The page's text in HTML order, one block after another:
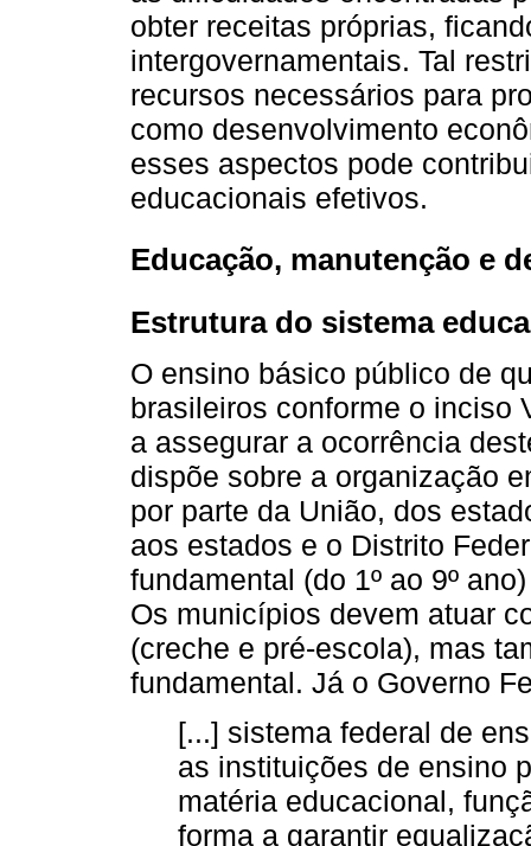
obter receitas próprias,
intergovernamentais. Tal
recursos necessários para
como desenvolvimento
esses aspectos pode
educacionais efetivos.
Educação, manutenção e
Estrutura do sistema
O ensino básico público de
brasileiros conforme o inciso
a assegurar a ocorrência
dispõe sobre a organização
por parte da União, dos
aos estados e o Distrito
fundamental (do 1º ao 9º
Os municípios devem atuar
(creche e pré-escola), mas
fundamental. Já o Governo
[...] sistema federal de
as instituições de ensino
matéria educacional,
forma a garantir